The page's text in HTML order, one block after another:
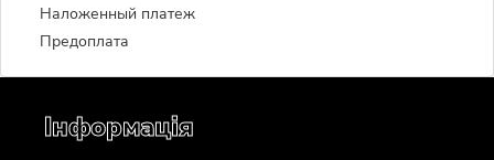
Наложенный платеж
Предоплата
Інформація